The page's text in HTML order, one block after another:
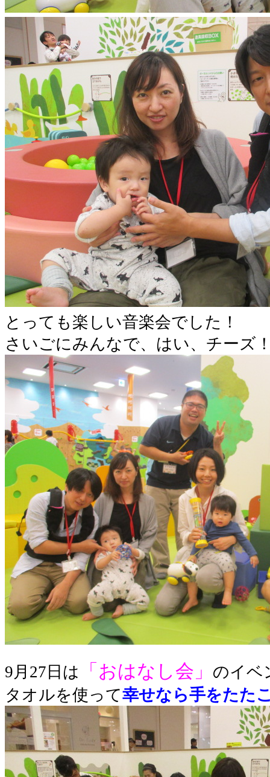
とっても楽しい音楽会でした！
さいごにみんなで、はい、チーズ
9月27日は 「おはなし会」 のイベ
タオルを使って幸せなら手をたた